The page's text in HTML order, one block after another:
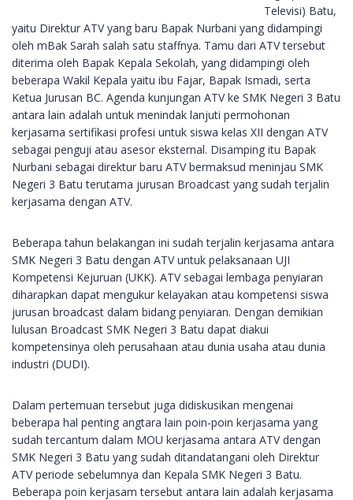
Televisi) Batu,
yaitu Direktur ATV yang baru Bapak Nurbani yang didampingi
oleh mBak Sarah salah satu staffnya. Tamu dari ATV tersebut
diterima oleh Bapak Kepala Sekolah, yang didampingi oleh
beberapa Wakil Kepala yaitu ibu Fajar, Bapak Ismadi, serta
Ketua Jurusan BC. Agenda kunjungan ATV ke SMK Negeri 3 Batu
antara lain adalah untuk menindak lanjuti permohonan
kerjasama sertifikasi profesi untuk siswa kelas XII dengan ATV
sebagai penguji atau asesor eksternal. Disamping itu Bapak
Nurbani sebagai direktur baru ATV bermaksud meninjau SMK
Negeri 3 Batu terutama jurusan Broadcast yang sudah terjalin
kerjasama dengan ATV.
Beberapa tahun belakangan ini sudah terjalin kerjasama antara
SMK Negeri 3 Batu dengan ATV untuk pelaksanaan UJI
Kompetensi Kejuruan (UKK). ATV sebagai lembaga penyiaran
diharapkan dapat mengukur kelayakan atau kompetensi siswa
jurusan broadcast dalam bidang penyiaran. Dengan demikian
lulusan Broadcast SMK Negeri 3 Batu dapat diakui
kompetensinya oleh perusahaan atau dunia usaha atau dunia
industri (DUDI).
Dalam pertemuan tersebut juga didiskusikan mengenai
beberapa hal penting angtara lain poin-poin kerjasama yang
sudah tercantum dalam MOU kerjasama antara ATV dengan
SMK Negeri 3 Batu yang sudah ditandatangani oleh Direktur
ATV periode sebelumnya dan Kepala SMK Negeri 3 Batu.
Beberapa poin kerjasam tersebut antara lain adalah kerjasama